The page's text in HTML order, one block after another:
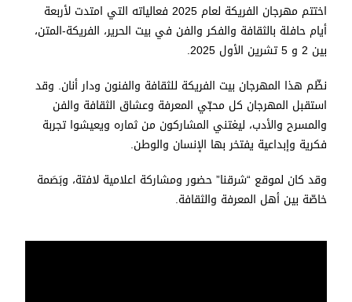
اختتم مهرجان الفريكة لعام 2025 فعالياته التي امتدت لأربعة
أيام حافلة بالثقافة والفكر والفن في بيت الحرير، الفريكة-المتن،
بين 2 و 5 تشرين الأول 2025.
نظّم هذا المهرجان بيت الفريكة للثقافة والفنون ودار أنان. وقد
استقبل المهرجان كل محبّي المعرفة وعشاق الثقافة والفن
والمسرح والأدب، ليغتني المشاركون من ثماره ويعيشوا تجربة
فكرية وإبداعية يفتخر بها الإنسان والوطن.
وقد كان لموقع “شرقنا” حضور ومشاركة اعلامية لافتة، وبَصَمة
خاصّة بين أهل المعرفة والثقافة.